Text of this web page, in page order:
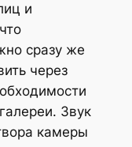
и
сразу же
через
Звук
камеры